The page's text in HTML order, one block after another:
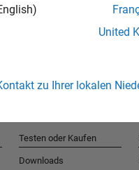
United
zu Ihrer lokalen
Testen oder Kaufen
Downloads